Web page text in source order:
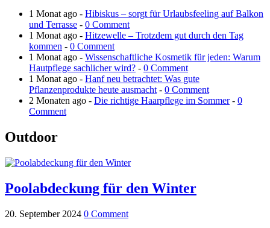
1 Monat ago - Hibiskus – sorgt für Urlaubsfeeling auf Balkon
und Terrasse - 0 Comment
1 Monat ago - Hitzewelle – Trotzdem gut durch den Tag
kommen - 0 Comment
1 Monat ago - Wissenschaftliche Kosmetik für jeden: Warum
Hautpflege sachlicher wird? - 0 Comment
1 Monat ago - Hanf neu betrachtet: Was gute
Pflanzenprodukte heute ausmacht - 0 Comment
2 Monaten ago - Die richtige Haarpflege im Sommer- 0
Comment
Outdoor
Poolabdeckung für den Winter
20. September 2024 0 Comment